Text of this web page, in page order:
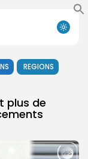
REGIONS
plus de